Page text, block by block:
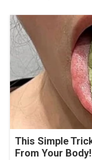
This Simple
From Your Body!